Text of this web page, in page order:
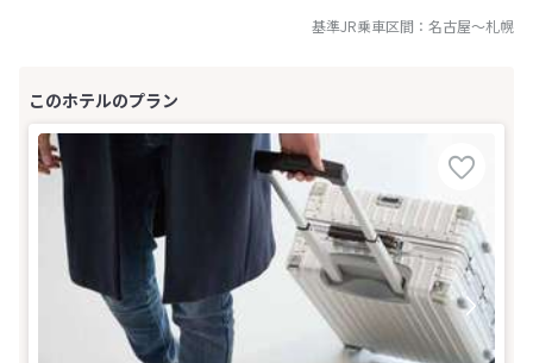
基準JR乗車区間： 名古屋～札幌